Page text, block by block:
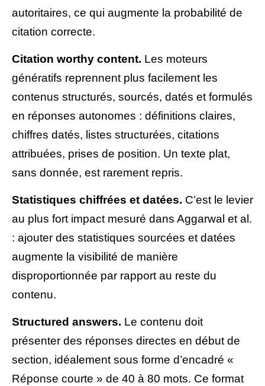
autoritaires, ce qui augmente la probabilité de
citation correcte.
Citation worthy content. Les moteurs
génératifs reprennent plus facilement les
contenus structurés, sourcés, datés et formulés
en réponses autonomes : définitions claires,
chiffres datés, listes structurées, citations
attribuées, prises de position. Un texte plat,
sans donnée, est rarement repris.
Statistiques chiffrées et datées. C’est le levier
au plus fort impact mesuré dans Aggarwal et al.
: ajouter des statistiques sourcées et datées
augmente la visibilité de manière
disproportionnée par rapport au reste du
contenu.
Structured answers. Le contenu doit
présenter des réponses directes en début de
section, idéalement sous forme d’encadré «
Réponse courte » de 40 à 80 mots. Ce format